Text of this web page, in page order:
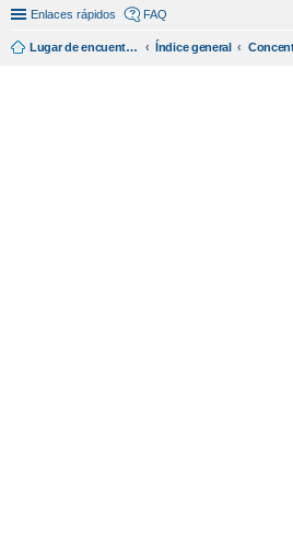
Enlaces rápidos FAQ
Lugar de encuentro en español de amantes del miata/mx5. Índice general